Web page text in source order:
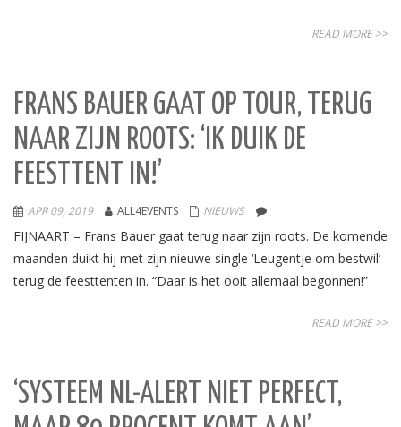
READ MORE >>
FRANS BAUER GAAT OP TOUR, TERUG
NAAR ZIJN ROOTS: ‘IK DUIK DE
FEESTTENT IN!’
APR 09, 2019 ALL4EVENTS NIEUWS
FIJNAART – Frans Bauer gaat terug naar zijn roots. De komende
maanden duikt hij met zijn nieuwe single ‘Leugentje om bestwil’
terug de feesttenten in. “Daar is het ooit allemaal begonnen!”
READ MORE >>
‘SYSTEEM NL-ALERT NIET PERFECT,